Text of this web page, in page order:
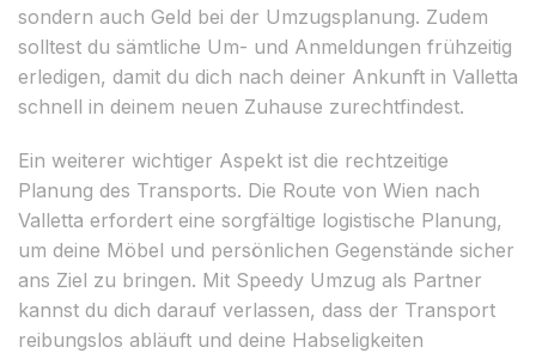
sondern auch Geld bei der Umzugsplanung. Zudem
solltest du sämtliche Um- und Anmeldungen frühzeitig
erledigen, damit du dich nach deiner Ankunft in Valletta
schnell in deinem neuen Zuhause zurechtfindest.
Ein weiterer wichtiger Aspekt ist die rechtzeitige
Planung des Transports. Die Route von Wien nach
Valletta erfordert eine sorgfältige logistische Planung,
um deine Möbel und persönlichen Gegenstände sicher
ans Ziel zu bringen. Mit Speedy Umzug als Partner
kannst du dich darauf verlassen, dass der Transport
reibungslos abläuft und deine Habseligkeiten